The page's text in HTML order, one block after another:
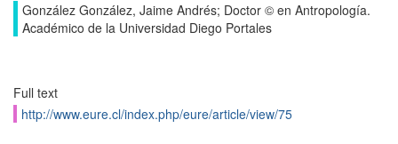
González González, Jaime Andrés; Doctor © en Antropología.
Académico de la Universidad Diego Portales
Full text
http://www.eure.cl/index.php/eure/article/view/75